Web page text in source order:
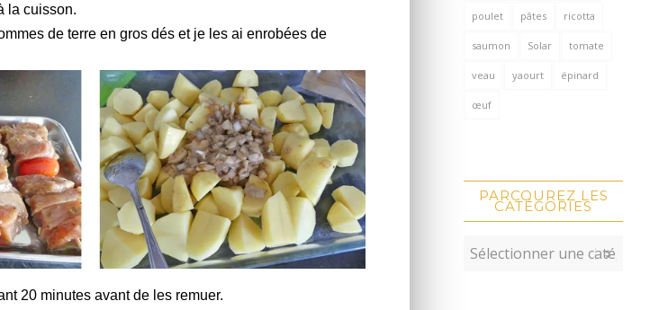
la cuisson.
de terre en gros dés et je les ai enrobées de
20 minutes avant de les remuer.
poulet pâtes ricotta
saumon Solar tomate
veau yaourt épinard
œuf
PARCOUREZ LES
CATÉGORIES